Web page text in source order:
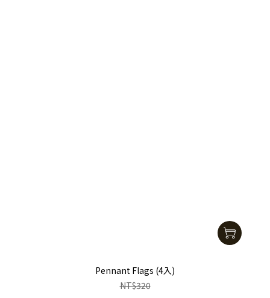
Pennant Flags (4入)
NT$320